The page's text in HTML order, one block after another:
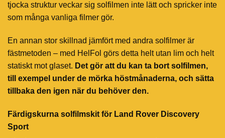
tjocka struktur veckar sig solfilmen inte lätt och spricker inte
som många vanliga filmer gör.
En annan stor skillnad jämfört med andra solfilmer är
fästmetoden – med HelFol görs detta helt utan lim och helt
statiskt mot glaset. Det gör att du kan ta bort solfilmen,
till exempel under de mörka höstmånaderna, och sätta
tillbaka den igen när du behöver den.
Färdigskurna solfilmskit för Land Rover Discovery
Sport